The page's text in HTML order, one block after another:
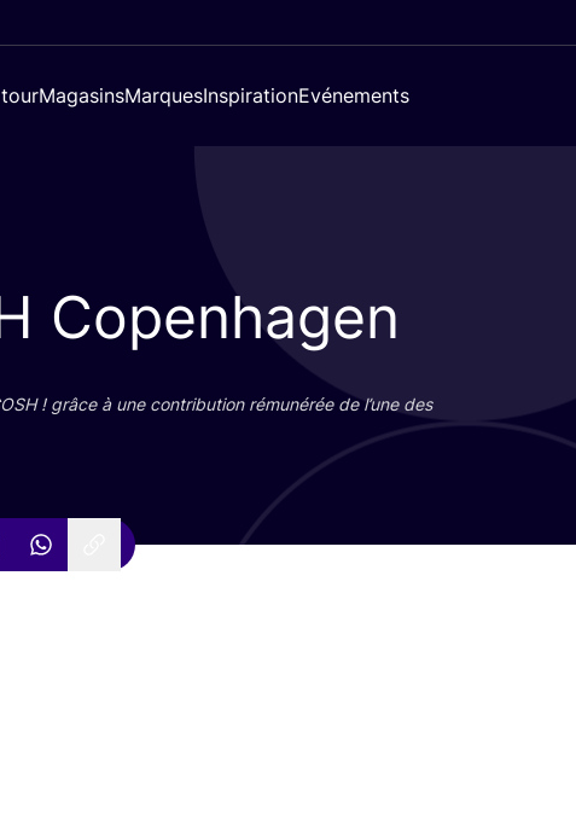
MagasinsMarquesInspirationEvénements
Copenhagen
! grâce à une contri­bu­tion rému­né­rée de l’une des